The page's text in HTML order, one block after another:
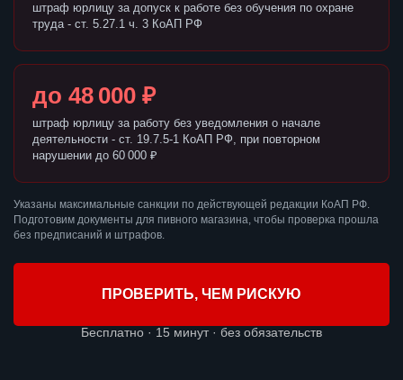
штраф юрлицу за допуск к работе без обучения по охране
труда - ст. 5.27.1 ч. 3 КоАП РФ
до 48 000 ₽
штраф юрлицу за работу без уведомления о начале
деятельности - ст. 19.7.5-1 КоАП РФ, при повторном
нарушении до 60 000 ₽
Указаны максимальные санкции по действующей редакции КоАП РФ.
Подготовим документы для пивного магазина, чтобы проверка прошла
без предписаний и штрафов.
ПРОВЕРИТЬ, ЧЕМ РИСКУЮ
Бесплатно · 15 минут · без обязательств